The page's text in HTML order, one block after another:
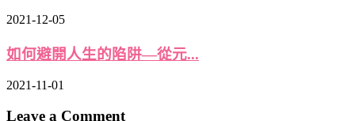
2021-12-05
如何避開人生的陷阱—從元...
2021-11-01
Leave a Comment